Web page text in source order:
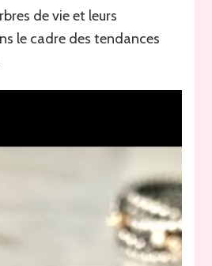
de vie et leurs
le cadre des tendances